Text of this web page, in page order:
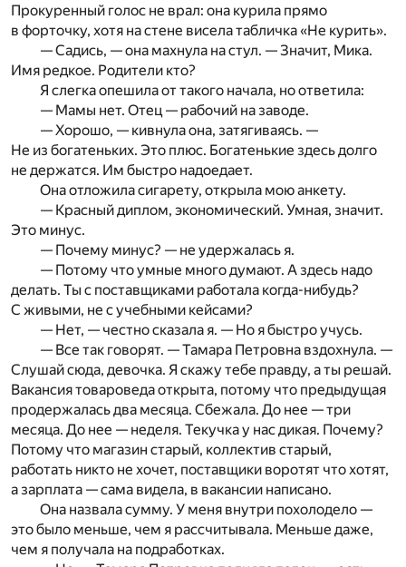
Прокуренный голос не врал: она курила прямо
в форточку, хотя на стене висела табличка «Не курить».
— Садись, — она махнула на стул. — Значит, Мика.
Имя редкое. Родители кто?
Я слегка опешила от такого начала, но ответила:
— Мамы нет. Отец — рабочий на заводе.
— Хорошо, — кивнула она, затягиваясь. —
Не из богатеньких. Это плюс. Богатенькие здесь долго
не держатся. Им быстро надоедает.
Она отложила сигарету, открыла мою анкету.
— Красный диплом, экономический. Умная, значит.
Это минус.
— Почему минус? — не удержалась я.
— Потому что умные много думают. А здесь надо
делать. Ты с поставщиками работала когда-нибудь?
С живыми, не с учебными кейсами?
— Нет, — честно сказала я. — Но я быстро учусь.
— Все так говорят. — Тамара Петровна вздохнула. —
Слушай сюда, девочка. Я скажу тебе правду, а ты решай.
Вакансия товароведа открыта, потому что предыдущая
продержалась два месяца. Сбежала. До нее — три
месяца. До нее — неделя. Текучка у нас дикая. Почему?
Потому что магазин старый, коллектив старый,
работать никто не хочет, поставщики воротят что хотят,
а зарплата — сама видела, в вакансии написано.
Она назвала сумму. У меня внутри похолодело —
это было меньше, чем я рассчитывала. Меньше даже,
чем я получала на подработках.